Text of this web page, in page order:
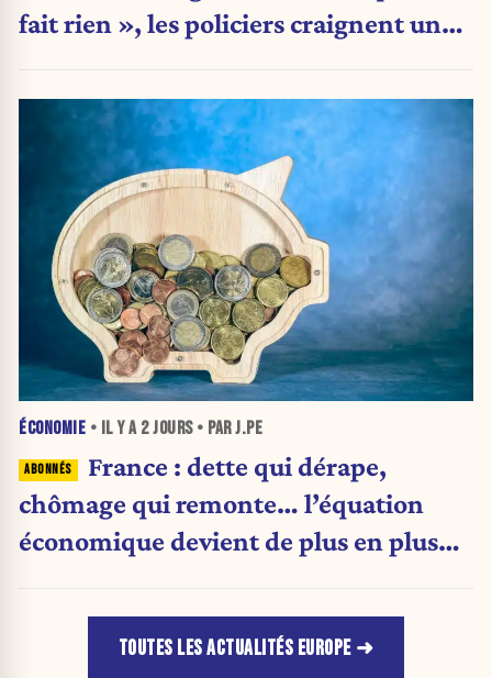
fait rien », les policiers craignent une
ÉCONOMIE • IL Y A 2 JOURS• PAR J.PE
France : dette qui dérape,
chômage qui remonte… l’équation
économique devient de plus en plus
TOUTES LES ACTUALITÉS EUROPE